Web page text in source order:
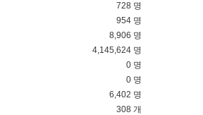
728 명
954 명
8,906 명
4,145,624 명
0 명
0 명
6,402 명
308 개